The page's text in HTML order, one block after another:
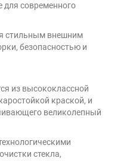
для современного
стильным внешним
безопасностью и
из высококлассной
краской, и
великолепный
стекла,